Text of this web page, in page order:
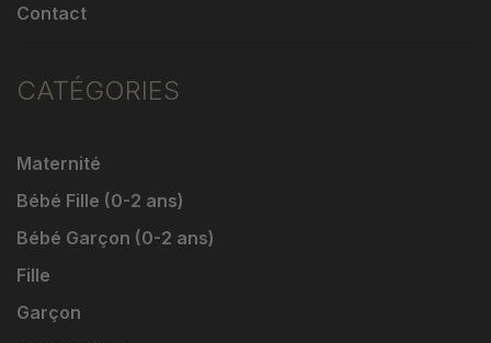
Contact
CATÉGORIES
Maternité
Bébé Fille (0-2 ans)
Bébé Garçon (0-2 ans)
Fille
Garçon